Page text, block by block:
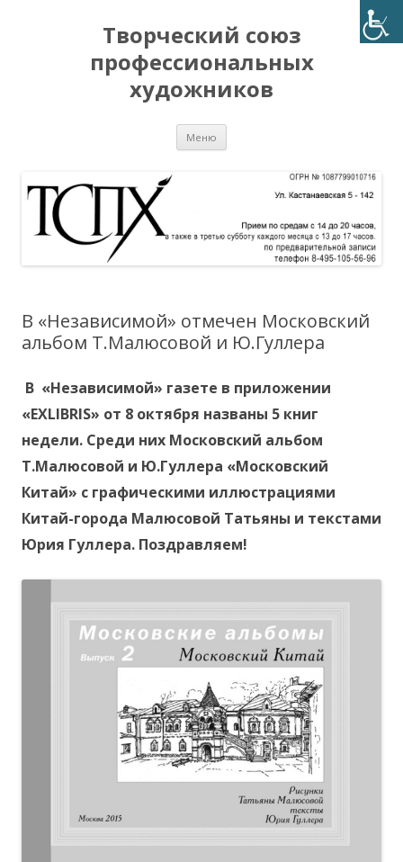
Творческий союз
профессиональных
художников
Меню
В «Независимой» отмечен Московский
альбом Т.Малюсовой и Ю.Гуллера
В «Независимой» газете в приложении
«EXLIBRIS» от 8 октября названы 5 книг
недели. Среди них Московский альбом
Т.Малюсовой и Ю.Гуллера «Московский
Китай» с графическими иллюстрациями
Китай-города Малюсовой Татьяны и текстами
Юрия Гуллера. Поздравляем!